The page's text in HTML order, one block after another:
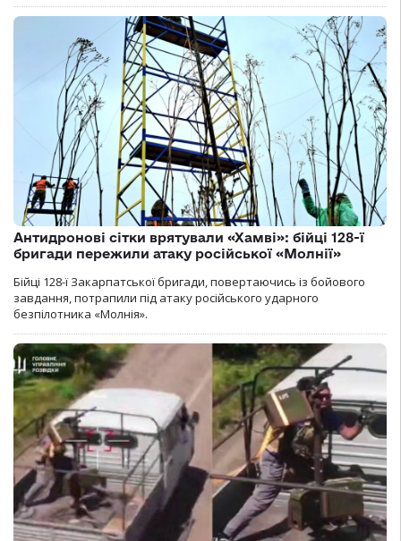
Антидронові сітки врятували «Хамві»: бійці 128-ї
бригади пережили атаку російської «Молнії»
Бійці 128-ї Закарпатської бригади, повертаючись із бойового
завдання, потрапили під атаку російського ударного
безпілотника «Молнія».